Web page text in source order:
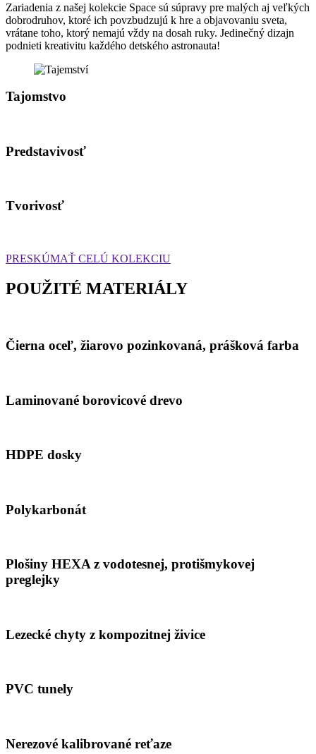
Zariadenia z našej kolekcie Space sú súpravy pre malých aj veľkých
dobrodruhov, ktoré ich povzbudzujú k hre a objavovaniu sveta,
vrátane toho, ktorý nemajú vždy na dosah ruky. Jedinečný dizajn
podnieti kreativitu každého detského astronauta!
Tajomstvo
Predstavivosť
Tvorivosť
PRESKÚMAŤ CELÚ KOLEKCIU
POUŽITÉ MATERIÁLY
Čierna oceľ, žiarovo pozinkovaná, prášková farba
Laminované borovicové drevo
HDPE dosky
Polykarbonát
Plošiny HEXA z vodotesnej, protišmykovej
preglejky
Lezecké chyty z kompozitnej živice
PVC tunely
Nerezové kalibrované reťaze